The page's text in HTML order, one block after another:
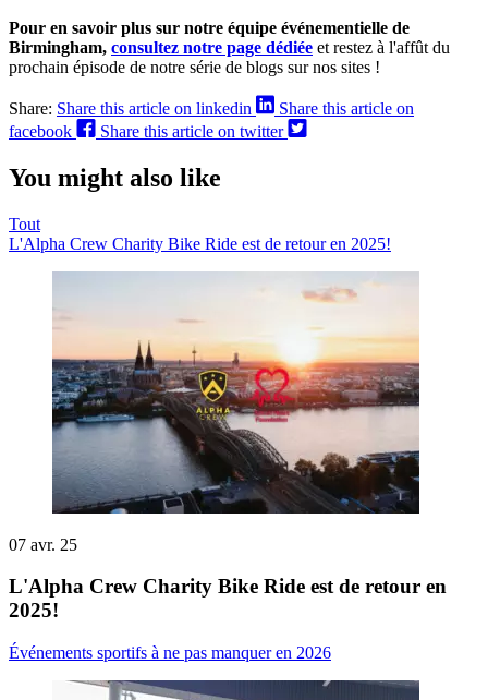
Pour en savoir plus sur notre équipe événementielle de
Birmingham, consultez notre page dédiée et restez à l'affût du
prochain épisode de notre série de blogs sur nos sites !
Share: Share this article on linkedin
Share this article on
facebook
Share this article on twitter
You might also like
Tout
L'Alpha Crew Charity Bike Ride est de retour en 2025!
07 avr. 25
L'Alpha Crew Charity Bike Ride est de retour en
2025!
Événements sportifs à ne pas manquer en 2026